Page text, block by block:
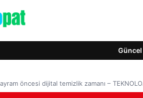
öncesi dijital temizlik zamanı –